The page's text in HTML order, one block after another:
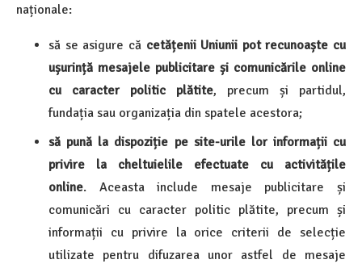
naționale:
să se asigure că cetățenii Uniunii pot recunoaște cu
ușurință mesajele publicitare și comunicările online
cu caracter politic plătite, precum și partidul,
fundația sau organizația din spatele acestora;
să pună la dispoziție pe site-urile lor informații cu
privire la cheltuielile efectuate cu activitățile
online. Aceasta include mesaje publicitare și
comunicări cu caracter politic plătite, precum și
informații cu privire la orice criterii de selecție
utilizate pentru difuzarea unor astfel de mesaje